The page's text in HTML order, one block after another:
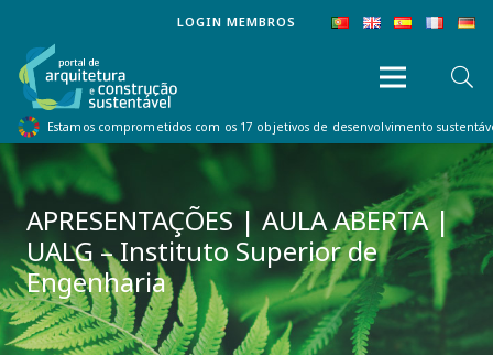
LOGIN MEMBROS
Estamos comprometidos com os 17 objetivos de desenvolvimento
APRESENTAÇÕES | AULA ABERTA |
UALG – Instituto Superior de
Engenharia